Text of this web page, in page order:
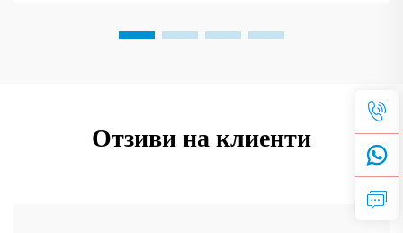
Отзиви на клиенти